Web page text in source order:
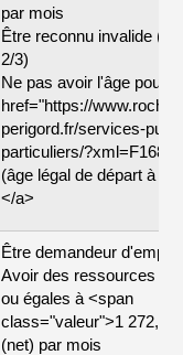
par mois
Être reconnu invalide
2/3)
Ne pas avoir l'âge pour
href="https://
perigord.fr/services-
particuliers/
(âge légal de départ à la
</a>
Être demandeur d'emploi
Avoir des ressources
ou égales à <span
class="valeur">1 272,16
(net) par mois